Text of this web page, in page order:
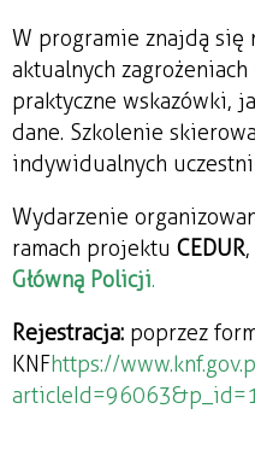
W programie znajdą się
aktualnych
praktyczne wskazówki,
dane. Szkolenie
indywidualnych
Wydarzenie
ramach projektu CEDUR
Główną Policji.
Rejestracja: poprzez
KNFhttps://